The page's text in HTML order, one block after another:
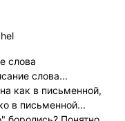
слова
слова...
как в письменной,
в письменной...